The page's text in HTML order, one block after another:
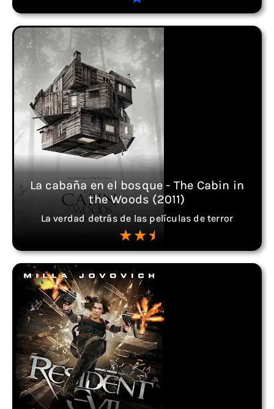
La cabaña en el bosque - The Cabin in
the Woods (2011)
La verdad detrás de las películas de terror